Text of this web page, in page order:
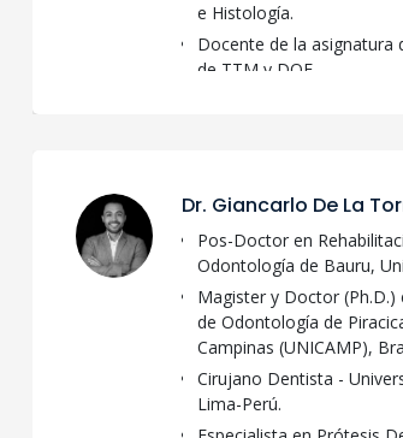
e Histología.
Docente de la asignatura
de TTM y DOF.
Dr. Giancarlo De La
Pos-Doctor en
Odontología de Bauru,
Magister y Doctor
de Odontología de
Campinas (UNICAMP),
Cirujano Dentista -
Lima-Perú.